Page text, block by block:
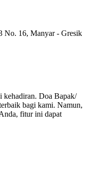
No. 16, Manyar - Gresik
kehadiran. Doa Bapak/
bagi kami. Namun,
fitur ini dapat